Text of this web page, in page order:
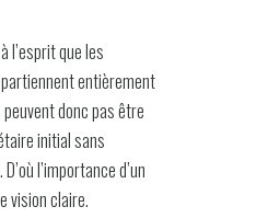
l’esprit que les
entièrement
donc pas être
initial sans
l’importance d’un
vision claire.